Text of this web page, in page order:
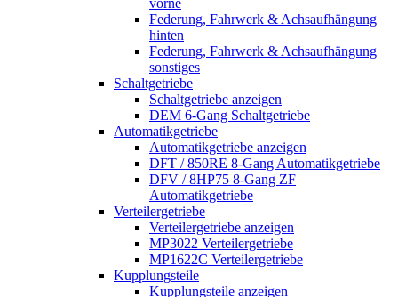
Federung, Fahrwerk & Achsaufhängung
hinten
Federung, Fahrwerk & Achsaufhängung
sonstiges
Schaltgetriebe
Schaltgetriebe anzeigen
DEM 6-Gang Schaltgetriebe
Automatikgetriebe
Automatikgetriebe anzeigen
DFT / 850RE 8-Gang Automatikgetriebe
DFV / 8HP75 8-Gang ZF
Automatikgetriebe
Verteilergetriebe
Verteilergetriebe anzeigen
MP3022 Verteilergetriebe
MP1622C Verteilergetriebe
Kupplungsteile
Kupplungsteile anzeigen